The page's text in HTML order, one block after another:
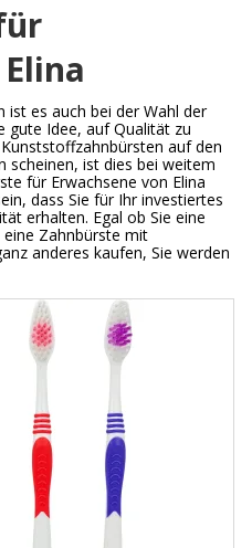
ist es auch bei der Wahl der
gute Idee, auf Qualität zu
auf den
scheinen, ist dies bei weitem
für Erwachsene von Elina
dass Sie für Ihr investiertes
erhalten. Egal ob Sie eine
Zahnbürste mit
anderes kaufen, Sie werden